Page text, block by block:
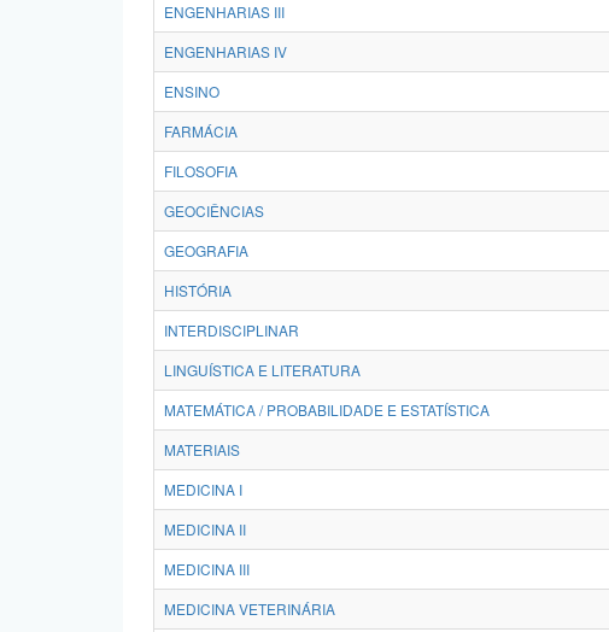
ENGENHARIAS III
ENGENHARIAS IV
ENSINO
FARMÁCIA
FILOSOFIA
GEOCIÊNCIAS
GEOGRAFIA
HISTÓRIA
INTERDISCIPLINAR
LINGUÍSTICA E LITERATURA
MATEMÁTICA / PROBABILIDADE E ESTATÍSTICA
MATERIAIS
MEDICINA I
MEDICINA II
MEDICINA III
MEDICINA VETERINÁRIA